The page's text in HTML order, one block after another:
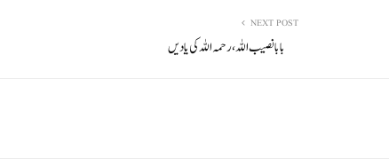
NEXT POST
بابا نصیب اللہ ،رحمہ اللہ کی یادیں